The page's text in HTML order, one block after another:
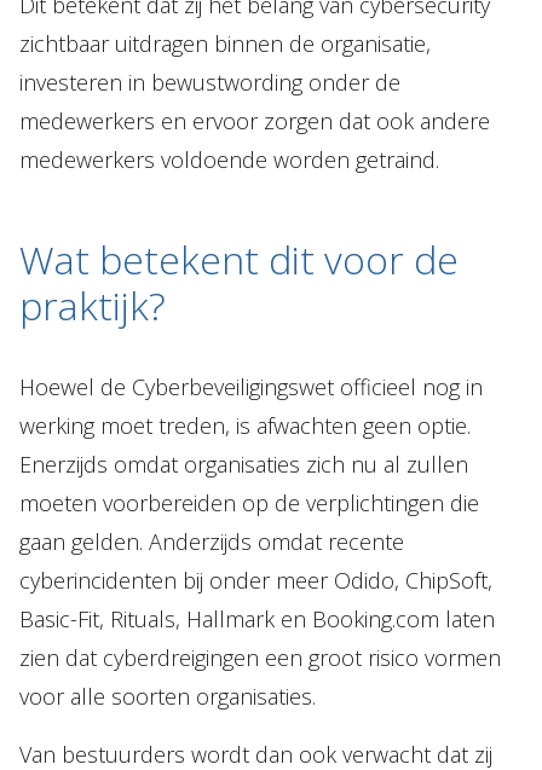
zichtbaar uitdragen binnen de organisatie,
investeren in bewustwording onder de
medewerkers en ervoor zorgen dat ook andere
medewerkers voldoende worden getraind.
Wat betekent dit voor de
praktijk?
Hoewel de Cyberbeveiligingswet officieel nog in
werking moet treden, is afwachten geen optie.
Enerzijds omdat organisaties zich nu al zullen
moeten voorbereiden op de verplichtingen die
gaan gelden. Anderzijds omdat recente
cyberincidenten bij onder meer Odido, ChipSoft,
Basic-Fit, Rituals, Hallmark en Booking.com laten
zien dat cyberdreigingen een groot risico vormen
voor alle soorten organisaties.
Van bestuurders wordt dan ook verwacht dat zij